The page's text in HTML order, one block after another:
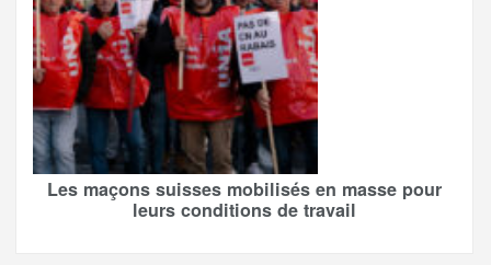
Les maçons suisses mobilisés en masse pour
leurs conditions de travail